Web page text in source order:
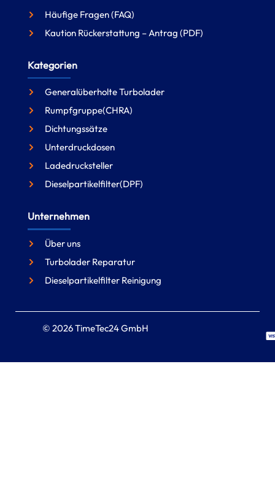
Häufige Fragen (FAQ)
Kaution Rückerstattung – Antrag (PDF)
Kategorien
Generalüberholte Turbolader
Rumpfgruppe(CHRA)
Dichtungssätze
Unterdruckdosen
Ladedrucksteller
Dieselpartikelfilter(DPF)
Unternehmen
Über uns
Turbolader Reparatur
Dieselpartikelfilter Reinigung
© 2026 TimeTec24 GmbH